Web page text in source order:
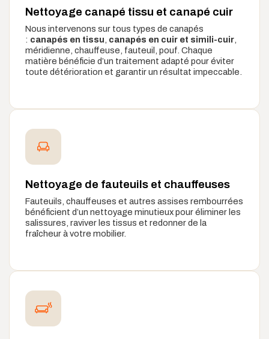
Nettoyage canapé tissu et canapé cuir
Nous intervenons sur tous types de canapés
: canapés en tissu canapés en cuir et simili-cuir,
méridienne, chauffeuse, fauteuil, pouf. Chaque
matière bénéficie d’un traitement adapté pour éviter
toute détérioration et garantir un résultat impeccable.
Nettoyage de fauteuils et chauffeuses
Fauteuils, chauffeuses et autres assises rembourrées
bénéficient d’un nettoyage minutieux pour éliminer les
salissures, raviver les tissus et redonner de la
fraîcheur à votre mobilier.